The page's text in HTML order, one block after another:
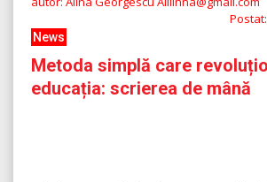
Postat:
News
Metoda simplă care
educația: scrierea de mână